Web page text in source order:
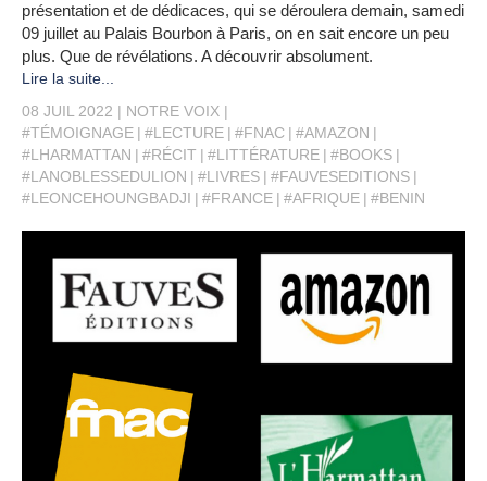
présentation et de dédicaces, qui se déroulera demain, samedi
09 juillet au Palais Bourbon à Paris, on en sait encore un peu
plus. Que de révélations. A découvrir absolument.
Lire la suite...
08 JUIL 2022
NOTRE VOIX
#TÉMOIGNAGE
#LECTURE #FNAC
#AMAZON
#LHARMATTAN
#RÉCIT #LITTÉRATURE
#BOOKS
#LANOBLESSEDULION
#LIVRES
#FAUVESEDITIONS
#LEONCEHOUNGBADJI
#FRANCE #AFRIQUE #BENIN